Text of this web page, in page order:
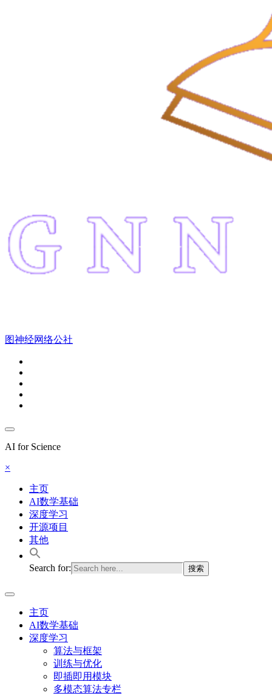
图神经网络公社
AI for Science
×
主页
AI数学基础
深度学习
开源项目
其他
Search for:
主页
AI数学基础
深度学习
算法与框架
训练与优化
即插即用模块
多模态算法专栏